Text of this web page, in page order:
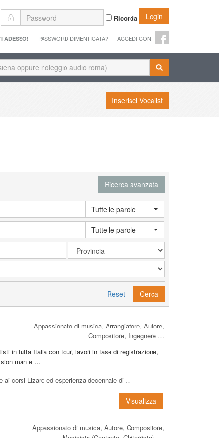
Ricorda Login
ADESSO! PASSWORD DIMENTICATA? ACCEDI CON
Inserisci Vocalist
Ricerca avanzata
Tutte le parole
Tutte le parole
Reset Cerca
Appassionato di musica, Arrangiatore, Autore,
Compositore, Ingegnere …
in tutta Italia con tour, lavori in fase di registrazione,
man e …
ai corsi Lizard ed esperienza decennale di …
Visualizza
Appassionato di musica, Autore, Compositore,